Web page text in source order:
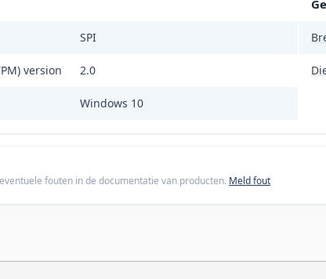
SPI
version 2.0
Windows 10
fouten in de documentatie van producten. Meld fout